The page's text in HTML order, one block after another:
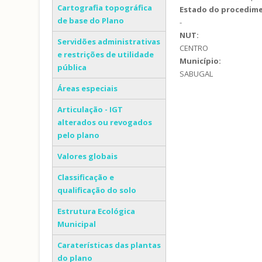
Cartografia topográfica
de base do Plano
Servidões administrativas
e restrições de utilidade
pública
Áreas especiais
Articulação - IGT
alterados ou revogados
pelo plano
Valores globais
Classificação e
qualificação do solo
Estrutura Ecológica
Municipal
Caraterísticas das plantas
do plano
Estado do
-
NUT:
CENTRO
Município:
SABUGAL